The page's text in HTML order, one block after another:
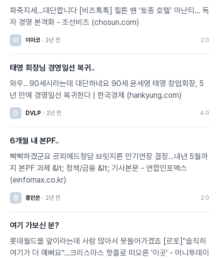
파죽지세…대단합니다 [비즈톡톡] 힐튼 뗀 ‘토종 호텔’ 아난티... 독
자 경영 본격화 - 조선비즈 (chosun.com)
이 이마코 · 2년 전 2 0
태영 회장님 경영일선 복귀..
와우.. 90세시라는데 대단하네요 90세 윤세영 태영 창업회장, 5
년 만에 경영일선 복귀한다 | 한국경제 (hankyung.com)
D DVLP · 2년 전 4 0
6개월 내 본PF..
빡빡하겠군요 르피에드청담 브릿지론 만기연장 결정…내년 5월까
지 본PF 과제 &lt; 정책/금융 &lt; 기사본문 - 연합인포맥스
(einfomax.co.kr)
흥 흥민쏜 · 2년 전 2 0
여기 가보신 분?
롯데월드몰 앞이라는데 사람 많아서 못들어가겠죠 [르포]"솔직히
여기가 더 예뻐요"…크리스마스 핫플로 떠오른 '이곳' - 머니투데이